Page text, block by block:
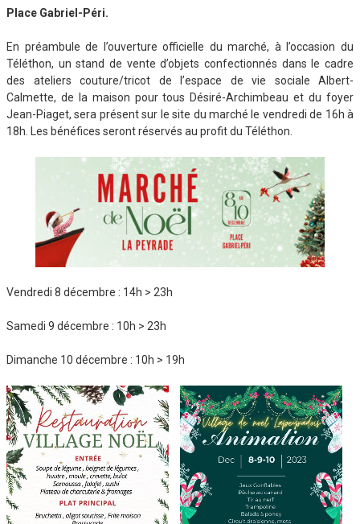
Place Gabriel-Péri.
En préambule de l’ouverture officielle du marché, à l’occasion du
Téléthon, un stand de vente d’objets confectionnés dans le cadre
des ateliers couture/tricot de l’espace de vie sociale Albert-
Calmette, de la maison pour tous Désiré-Archimbeau et du foyer
Jean-Piaget, sera présent sur le site du marché le vendredi de 16h à
18h. Les bénéfices seront réservés au profit du Téléthon.
Vendredi 8 décembre : 14h > 23h
Samedi 9 décembre : 10h > 23h
Dimanche 10 décembre : 10h > 19h